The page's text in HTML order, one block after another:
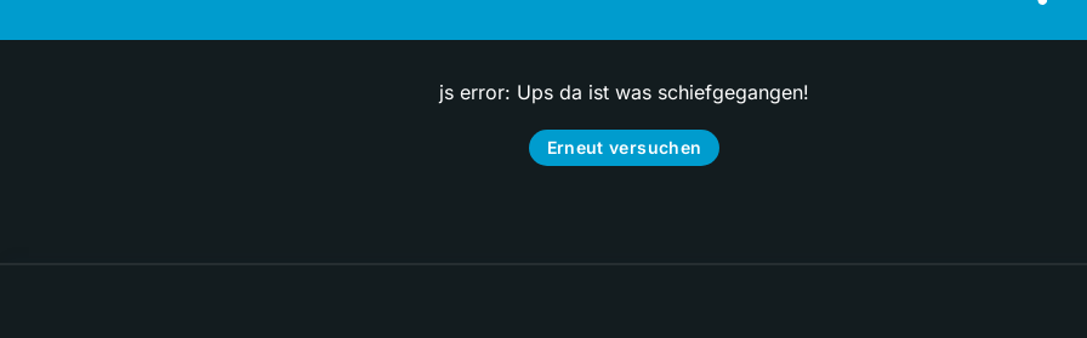
js error: Ups da ist was schiefgegangen!
Erneut versuchen